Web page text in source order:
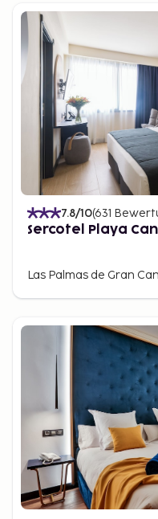
reichen Kulturerbe.
kulturellere Erfahrung
richtige Reiseziel.
7.8/10(631
Sercotel Playa
Las Palmas de Gran